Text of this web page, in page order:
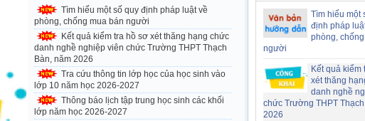
Tìm hiểu một số quy định pháp luật về
phòng, chống mua bán người
Kết quả kiểm tra hồ sơ xét thăng hạng chức
danh nghề nghiệp viên chức Trường THPT Thạch
Bàn, năm 2026
Tra cứu thông tin lớp học của học sinh vào
lớp 10 năm học 2026-2027
Thông báo lịch tập trung học sinh các khối
lớp năm học 2026-2027
Tìm hiểu một
định pháp
phòng,
người
Kết quả kiểm
xét thăng
danh nghề
chức Trường THPT
2026